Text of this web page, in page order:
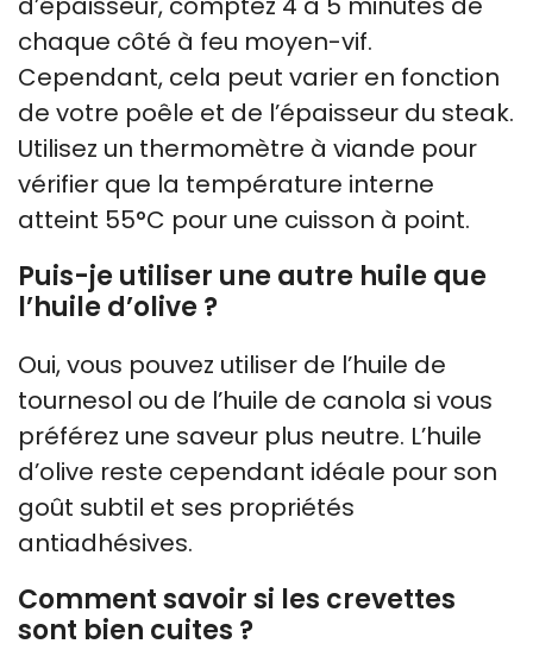
chaque côté à feu moyen-vif.
Cependant, cela peut varier en fonction
de votre poêle et de l’épaisseur du steak.
Utilisez un thermomètre à viande pour
vérifier que la température interne
atteint 55°C pour une cuisson à point.
Puis-je utiliser une autre huile que
l’huile d’olive ?
Oui, vous pouvez utiliser de l’huile de
tournesol ou de l’huile de canola si vous
préférez une saveur plus neutre. L’huile
d’olive reste cependant idéale pour son
goût subtil et ses propriétés
antiadhésives.
Comment savoir si les crevettes
sont bien cuites ?